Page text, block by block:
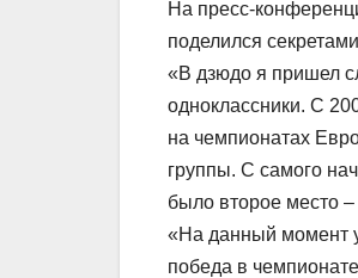
На пресс-
поделился
«В дзюдо я пришел
одноклассники. С
на чемпионатах
группы. С самого
было второе место
«На данный момент
победа в